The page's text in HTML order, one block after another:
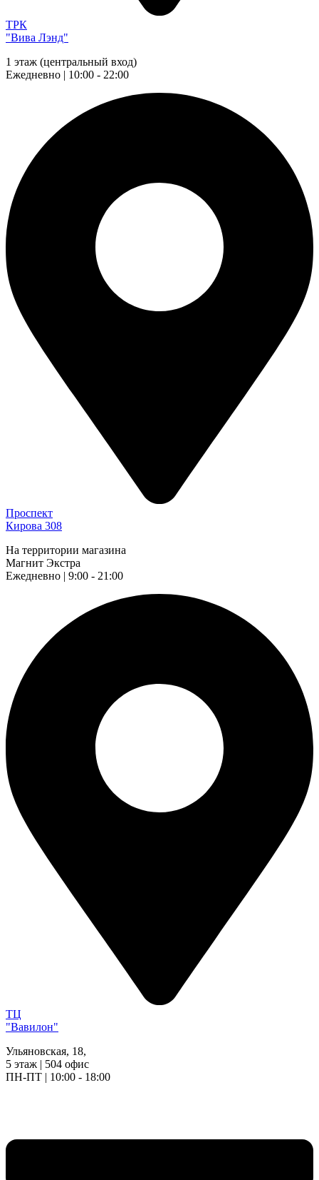
ТРК
"Вива Лэнд"
1 этаж (центральный вход)
Ежедневно | 10:00 - 22:00
Проспект
Кирова 308
На территории магазина
Магнит Экстра
Ежедневно | 9:00 - 21:00
ТЦ
"Вавилон"
Ульяновская, 18,
5 этаж | 504 офис
ПН-ПТ | 10:00 - 18:00